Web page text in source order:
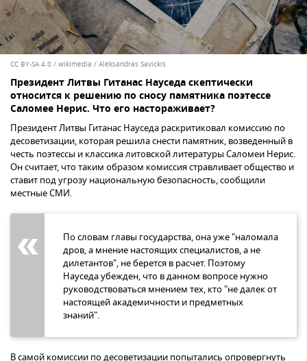
CC BY-SA 4.0 / wikimedia / Aleksandras Savickis
Президент Литвы Гитанас Науседа скептически
относится к решению по сносу памятника поэтессе
Саломее Нерис. Что его настораживает?
Президент Литвы Гитанас Науседа раскритиковал комиссию по
десоветизации, которая решила снести памятник, возведенный в
честь поэтессы и классика литовской литературы Саломеи Нерис.
Он считает, что таким образом комиссия стравливает общество и
ставит под угрозу национальную безопасность, сообщили
местные СМИ.
По словам главы государства, она уже "наломала
дров, а мнение настоящих специалистов, а не
дилетантов", не берется в расчет. Поэтому
Науседа убежден, что в данном вопросе нужно
руководствоваться мнением тех, кто "не далек от
настоящей академичности и предметных
знаний".
В самой комиссии по десоветизации попытались опровергнуть